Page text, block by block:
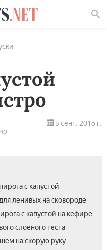
5 сент. 2016 г.
с капустой
ленивых на сковороде
с капустой на кефире
слоеного теста
на скорую руку